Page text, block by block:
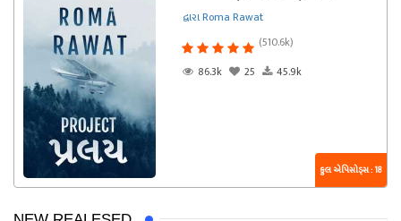
દ્વારા Roma Rawat
(510.6k)
86.3k
25 45.9k
કુલ એપિસોડ્સ : 18